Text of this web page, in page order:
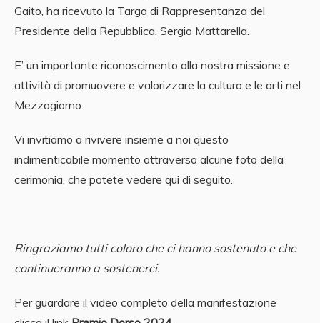
Gaito, ha ricevuto la Targa di Rappresentanza del
Presidente della Repubblica, Sergio Mattarella.
E’ un importante riconoscimento alla nostra missione e
attività di promuovere e valorizzare la cultura e le arti nel
Mezzogiorno.
Vi invitiamo a rivivere insieme a noi questo
indimenticabile momento attraverso alcune foto della
cerimonia, che potete vedere qui di seguito.
Ringraziamo tutti coloro che ci hanno sostenuto e che
continueranno a sostenerci.
Per guardare il video completo della manifestazione